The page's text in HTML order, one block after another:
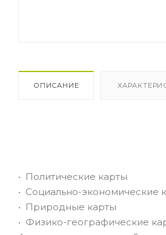
ОПИСАНИЕ
Современный Атлас
• Политические карты
• Социально-экономические
• Природные карты
• Физико-географические